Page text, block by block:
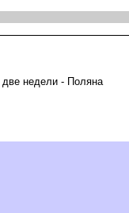
две недели - Поляна